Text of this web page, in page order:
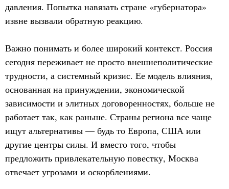
давления. Попытка навязать стране «губернатора»
извне вызвали обратную реакцию.
Важно понимать и более широкий контекст. Россия
сегодня переживает не просто внешнеполитические
трудности, а системный кризис. Ее модель влияния,
основанная на принуждении, экономической
зависимости и элитных договоренностях, больше не
работает так, как раньше. Страны региона все чаще
ищут альтернативы — будь то Европа, США или
другие центры силы. И вместо того, чтобы
предложить привлекательную повестку, Москва
отвечает угрозами и оскорблениями.